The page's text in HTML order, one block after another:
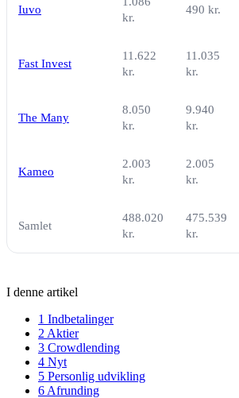
Iuvo
kr.
490 kr.
Fast Invest
11.622
kr.
11.035
kr.
The Many
8.050
kr.
9.940
kr.
Kameo
2.003
kr.
2.005
kr.
Samlet
488.020
kr.
475.539
kr.
I denne artikel
1 Indbetalinger
2 Aktier
3 Crowdlending
4 Nyt
5 Personlig udvikling
6 Afrunding